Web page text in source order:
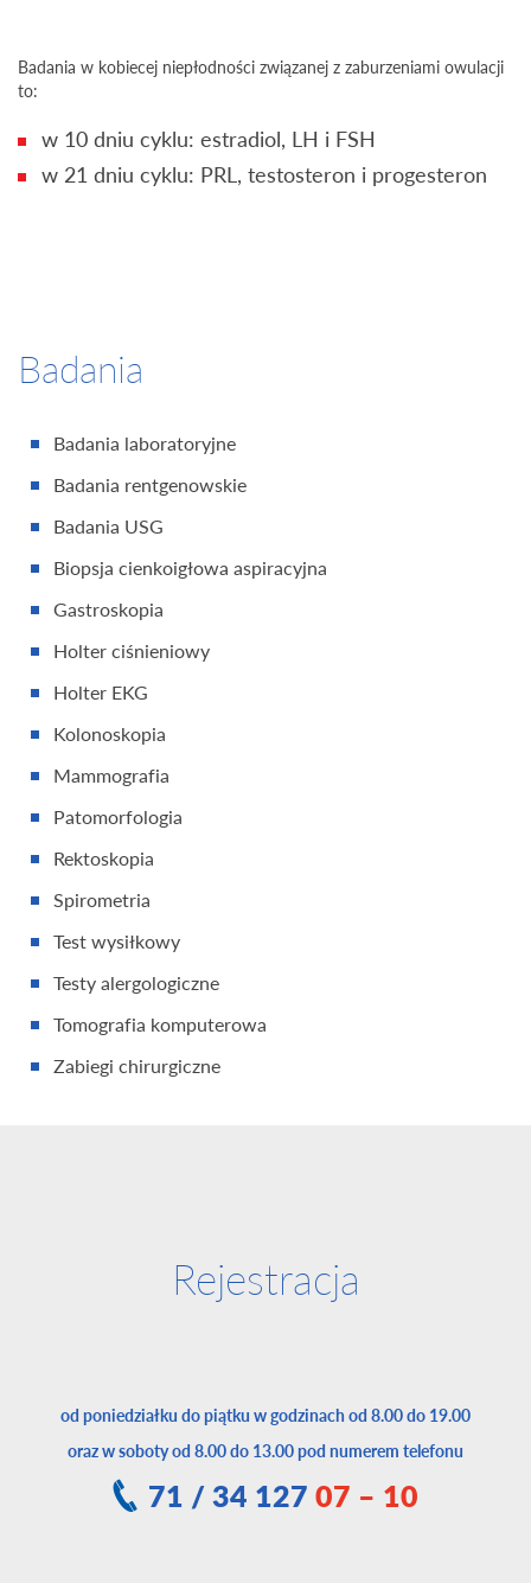
Badania w kobiecej niepłodności związanej z zaburzeniami owulacji
to:
w 10 dniu cyklu: estradiol, LH i FSH
w 21 dniu cyklu: PRL, testosteron i progesteron
Badania
Badania laboratoryjne
Badania rentgenowskie
Badania USG
Biopsja cienkoigłowa aspiracyjna
Gastroskopia
Holter ciśnieniowy
Holter EKG
Kolonoskopia
Mammografia
Patomorfologia
Rektoskopia
Spirometria
Test wysiłkowy
Testy alergologiczne
Tomografia komputerowa
Zabiegi chirurgiczne
Rejestracja
od poniedziałku do piątku w godzinach od 8.00 do 19.00
oraz w soboty od 8.00 do 13.00 pod numerem telefonu
71 / 34 12707 – 10